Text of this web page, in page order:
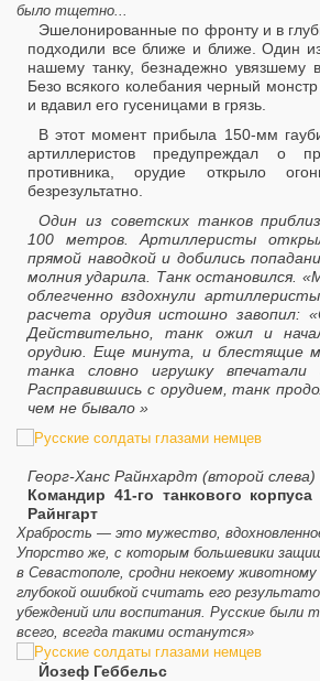
было тщетно...
Эшелонированные по фронту и в
подходили все ближе и ближе. Один
нашему танку, безнадежно увязшему
Безо всякого колебания черный
и вдавил его гусеницами в грязь.
В этот момент прибыла 150-мм
артиллеристов предупреждал о
противника, орудие открыло
безрезультатно.
Один из советских танков
100 метров. Артиллеристы
прямой наводкой и добились
молния ударила. Танк остановился.
облегченно вздохнули
расчета орудия истошно завопил:
Действительно, танк ожил и
орудию. Еще минута, и блестящие
танка словно игрушку впечатали
Расправившись с орудием, танк
чем не бывало »
Георг-Ханс Райнхардт (второй слева)
Командир 41-го танкового корпуса
Райнгарт
Храбрость — это мужество,
Упорство же, с которым большевики
в Севастополе, сродни некоему
глубокой ошибкой считать его
убеждений или воспитания. Русские были
всего, всегда такими останутся»
Йозеф Геббельс